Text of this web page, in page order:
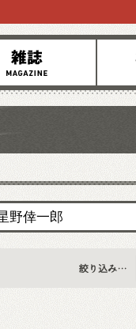
お知らせ